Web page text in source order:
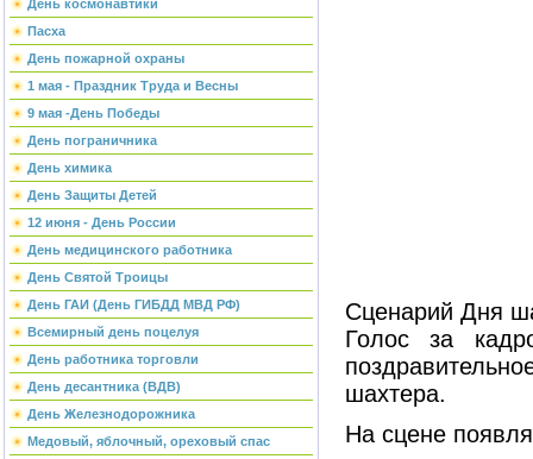
День космонавтики
Пасха
День пожарной охраны
1 мая - Праздник Труда и Весны
9 мая -День Победы
День пограничника
День химика
День Защиты Детей
12 июня - День России
День медицинского работника
День Святой Троицы
День ГАИ (День ГИБДД МВД РФ)
Всемирный день поцелуя
День работника торговли
День десантника (ВДВ)
День Железнодорожника
Медовый, яблочный, ореховый спас
Сценарий Дня
Голос за
шахтера.
На сцене